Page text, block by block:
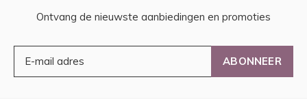
Ontvang de nieuwste aanbiedingen en promoties
ABONNEER